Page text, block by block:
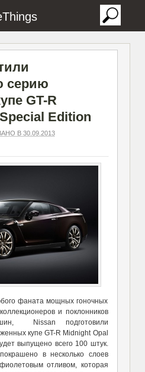
серию
GT-R
Edition
В 30.09.2013
фаната мощных гоночных
и поклонников
Nissan подготовили
купе GT-R Midnight Opal
выпущено всего 100 штук.
в несколько слоев
отливом, которая